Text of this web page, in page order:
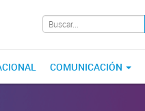
COMUNICACIÓN